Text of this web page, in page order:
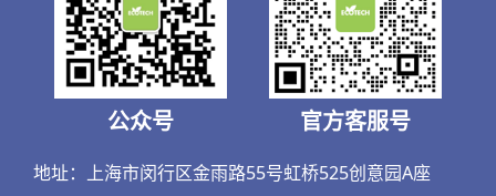
公众号 官方客服号
地址：上海市闵行区金雨路55号虹桥525创意园A座